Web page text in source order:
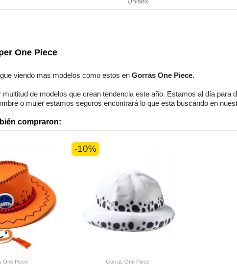
One Piece
viendo mas modelos como estos en Gorras One Piece.
multitud de modelos que crean tendencia este año. Estamos al día para
o mujer estamos seguros encontrará lo que esta buscando en
compraron:
One Piece
-10%
Gorras One Piece